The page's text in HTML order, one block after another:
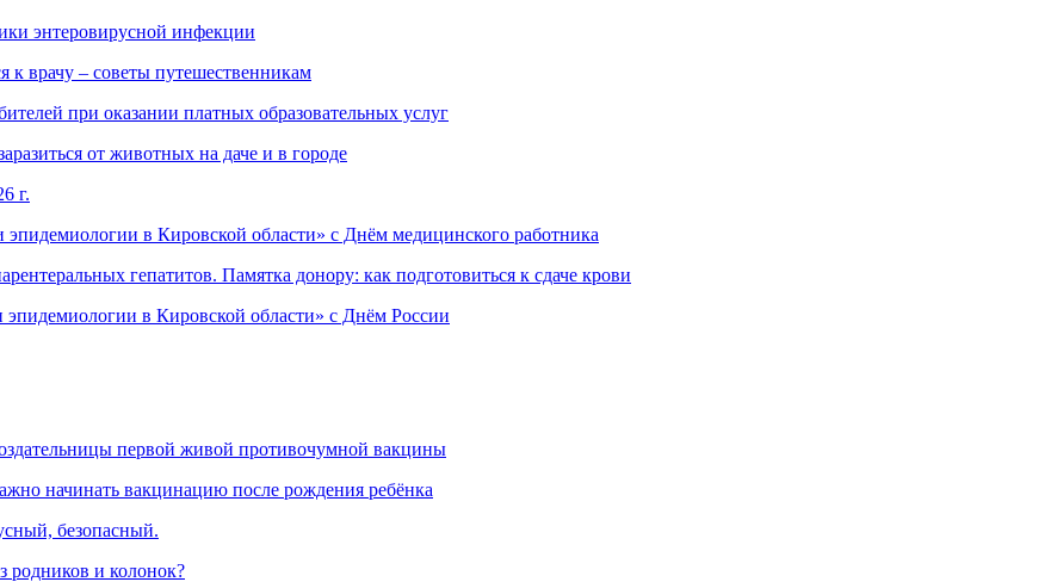
энтеровирусной инфекции
к врачу – советы путешественникам
при оказании платных образовательных услуг
от животных на даче и в городе
г.
в Кировской области» с Днём медицинского работника
гепатитов. Памятка донору: как подготовиться к сдаче крови
в Кировской области» с Днём России
первой живой противочумной вакцины
начинать вакцинацию после рождения ребёнка
безопасный.
родников и колонок?